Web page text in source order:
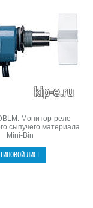
Монитор-реле
сыпучего материала
Mini-Bin